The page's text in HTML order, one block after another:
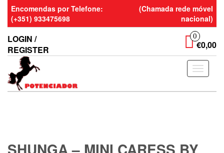
Skip
the
content
Encomendas por Telefone:
(+351) 933475698
(Chamada rede móvel
nacional)
LOGIN /
REGISTER
0
€0,00
Toggle